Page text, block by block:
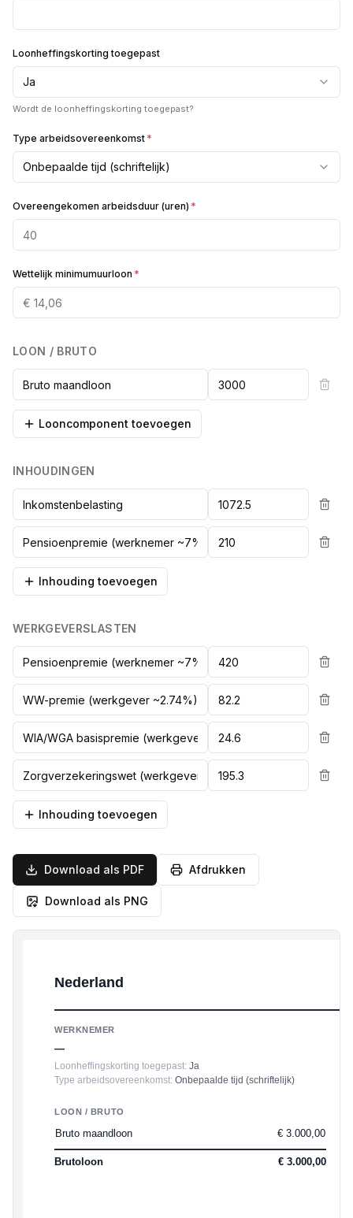
Loonheffingskorting toegepast
Ja
Wordt de loonheffingskorting toegepast?
Type arbeidsovereenkomst *
Onbepaalde tijd (schriftelijk)
Overeengekomen arbeidsduur (uren) *
Wettelijk minimumuurloon *
LOON / BRUTO
Looncomponent toevoegen
INHOUDINGEN
Inhouding toevoegen
WERKGEVERSLASTEN
Inhouding toevoegen
Download als PDF Afdrukken
Download als PNG
Nederland
WERKNEMER
—
Loonheffingskorting toegepast: Ja
Type arbeidsovereenkomst: Onbepaalde tijd (schriftelijk)
LOON / BRUTO
Bruto maandloon € 3.000,00
Brutoloon € 3.000,00